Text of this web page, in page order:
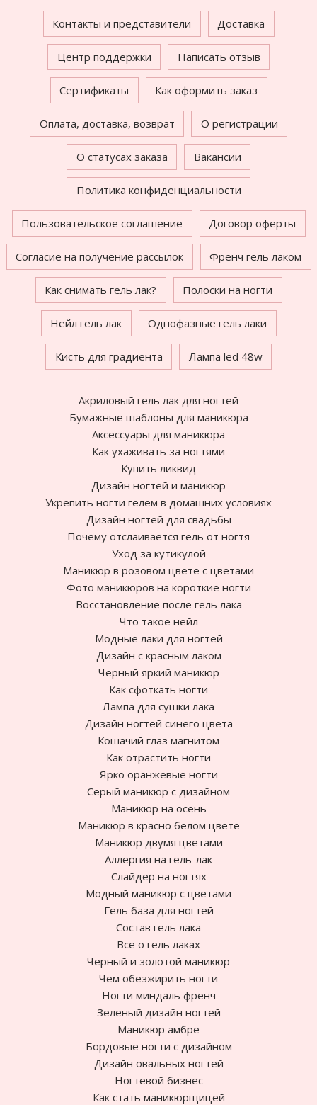
Контакты и представители Доставка
Центр поддержки Написать отзыв
Сертификаты Как оформить заказ
Оплата, доставка, возврат О регистрации
О статусах заказа Вакансии
Политика конфиденциальности
Пользовательское соглашение Договор оферты
Согласие на получение рассылок Френч гель лаком
Как снимать гель лак? Полоски на ногти
Нейл гель лак Однофазные гель лаки
Кисть для градиента Лампа led 48w
Акриловый гель лак для ногтей
Бумажные шаблоны для маникюра
Аксессуары для маникюра
Как ухаживать за ногтями
Купить ликвид
Дизайн ногтей и маникюр
Укрепить ногти гелем в домашних условиях
Дизайн ногтей для свадьбы
Почему отслаивается гель от ногтя
Уход за кутикулой
Маникюр в розовом цвете с цветами
Фото маникюров на короткие ногти
Восстановление после гель лака
Что такое нейл
Модные лаки для ногтей
Дизайн с красным лаком
Черный яркий маникюр
Как сфоткать ногти
Лампа для сушки лака
Дизайн ногтей синего цвета
Кошачий глаз магнитом
Как отрастить ногти
Ярко оранжевые ногти
Cерый маникюр с дизайном
Маникюр на осень
Маникюр в красно белом цвете
Маникюр двумя цветами
Аллергия на гель-лак
Слайдер на ногтях
Модный маникюр с цветами
Гель база для ногтей
Состав гель лака
Все о гель лаках
Черный и золотой маникюр
Чем обезжирить ногти
Ногти миндаль френч
Зеленый дизайн ногтей
Маникюр амбре
Бордовые ногти с дизайном
Дизайн овальных ногтей
Ногтевой бизнес
Как стать маникюрщицей